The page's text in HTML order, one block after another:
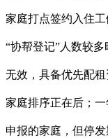
家庭打点签约入住
“协帮登记”人数较
无效，具备优先配
家庭排序正在后；
申报的家庭，但停